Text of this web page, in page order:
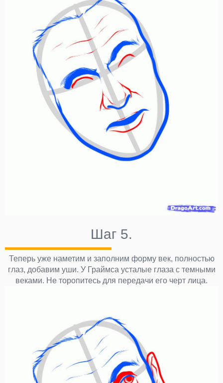
Шаг 5.
Теперь уже наметим и заполним форму век, полностью
глаз, добавим уши. У Граймса усталые глаза с темными
веками. Не торопитесь для передачи его черт лица.